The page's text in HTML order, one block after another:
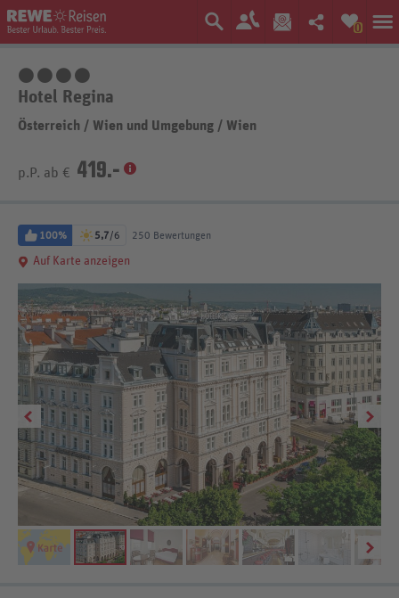
0
Hotel Regina
Österreich / Wien und Umgebung / Wien
p.P. ab € 419.-
100% 5,7/6 250 Bewertungen
Auf Karte anzeigen